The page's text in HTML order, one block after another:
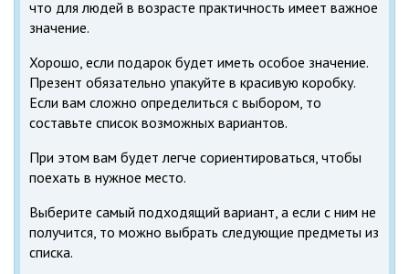
что для людей в возрасте практичность имеет важное
значение.
Хорошо, если подарок будет иметь особое значение.
Презент обязательно упакуйте в красивую коробку.
Если вам сложно определиться с выбором, то
составьте список возможных вариантов.
При этом вам будет легче сориентироваться, чтобы
поехать в нужное место.
Выберите самый подходящий вариант, а если с ним не
получится, то можно выбрать следующие предметы из
списка.